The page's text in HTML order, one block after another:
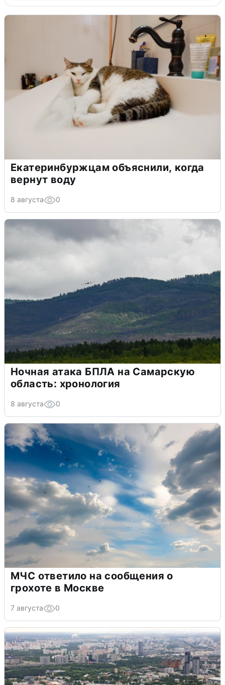
Екатеринбуржцам объяснили, когда
вернут воду
8 августа 0
Ночная атака БПЛА на Самарскую
область: хронология
8 августа 0
МЧС ответило на сообщения о
грохоте в Москве
7 августа 0